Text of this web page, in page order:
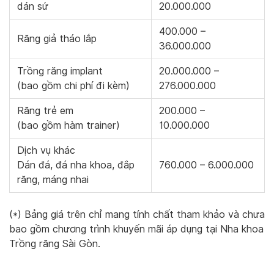
dán sứ
20.000.000
Răng giả tháo lắp
400.000 –
36.000.000
Trồng răng implant
(bao gồm chi phí đi kèm)
20.000.000 –
276.000.000
Răng trẻ em
(bao gồm hàm trainer)
200.000 –
10.000.000
Dịch vụ khác
Dán đá, đá nha khoa, đắp
răng, máng nhai
760.000 – 6.000.000
(*) Bảng giá trên chỉ mang tính chất tham khảo và chưa
bao gồm chương trình khuyến mãi áp dụng tại Nha khoa
Trồng răng Sài Gòn.